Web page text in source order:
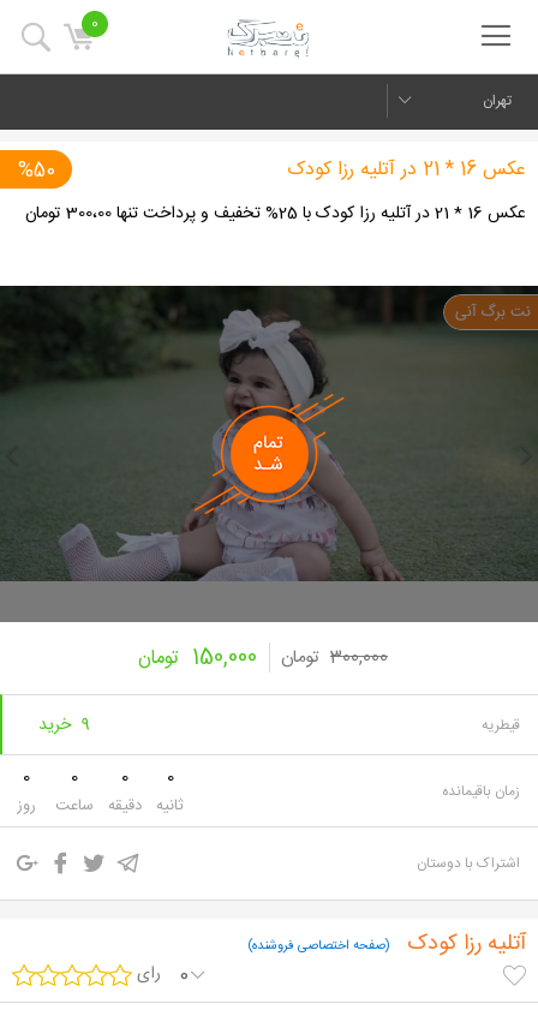
0
تهران
Next
%50 عکس 16 * 21 در آتلیه رزا کودک
عکس 16 * 21 در آتلیه رزا کودک با 25% تخفیف و پرداخت تنها 300،00 تومان
300,000 تومان 150,000 تومان
9 خرید قیطریه
زمان باقیمانده 0
روز
0
ساعت
0
دقیقه
0
ثانیه
اشتراک با دوستان
آتلیه رزا کودک (صفحه اختصاصی فروشنده)
رای 0